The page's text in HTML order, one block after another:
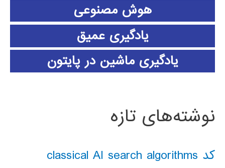
هوش مصنوعی
یادگیری عمیق
یادگیری ماشین در پایتون
نوشته‌های تازه
کد classical AI search algorithms